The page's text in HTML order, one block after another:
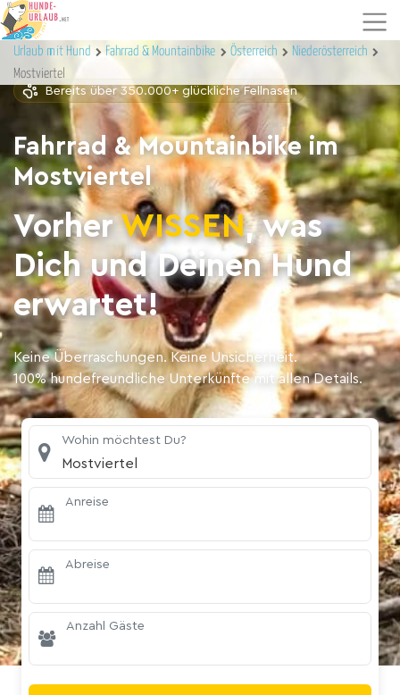
Urlaub mit Hund Fahrrad & Mountainbike Österreich
Niederösterreich
Mostviertel
Bereits über 350.000+ glückliche Fellnasen
Fahrrad & Mountainbike im
Mostviertel
VorherWISSEN, was
Dich und Deinen Hund
erwartet!
Keine Überraschungen. Keine Unsicherheit.
100% hundefreundliche Unterkünfte mit allen Details.
Wohin möchtest Du?
Mostviertel
Anreise
Abreise
Anzahl Gäste